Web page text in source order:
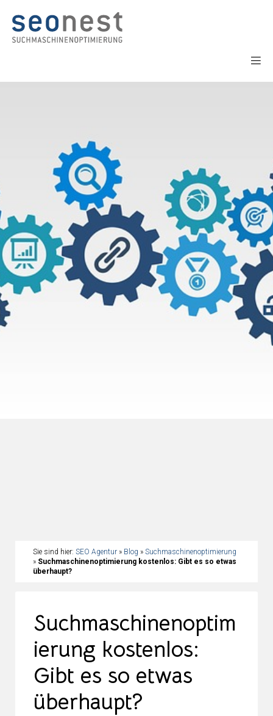
Sie sind hier: SEO Agentur » Blog » Suchmaschinenoptimierung
» Suchmaschinenoptimierung kostenlos: Gibt es so etwas
überhaupt?
Suchmaschinenoptim
ierung kostenlos:
Gibt es so etwas
überhaupt?